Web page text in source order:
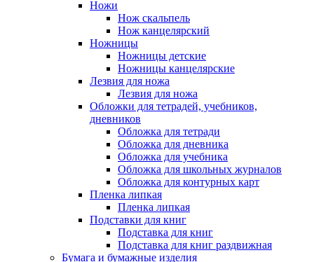
Ножи
Нож скальпель
Нож канцелярский
Ножницы
Ножницы детские
Ножницы канцелярские
Лезвия для ножа
Лезвия для ножа
Обложки для тетрадей, учебников,
дневников
Обложка для тетради
Обложка для дневника
Обложка для учебника
Обложка для школьных журналов
Обложка для контурных карт
Пленка липкая
Пленка липкая
Подставки для книг
Подставка для книг
Подставка для книг раздвижная
Бумага и бумажные изделия